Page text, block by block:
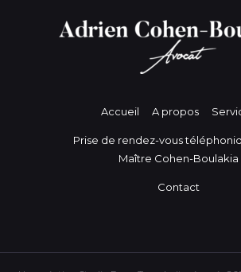
Accueil A propos
Prise de rendez-vous
Maître Cohen-Boulakia
Contact